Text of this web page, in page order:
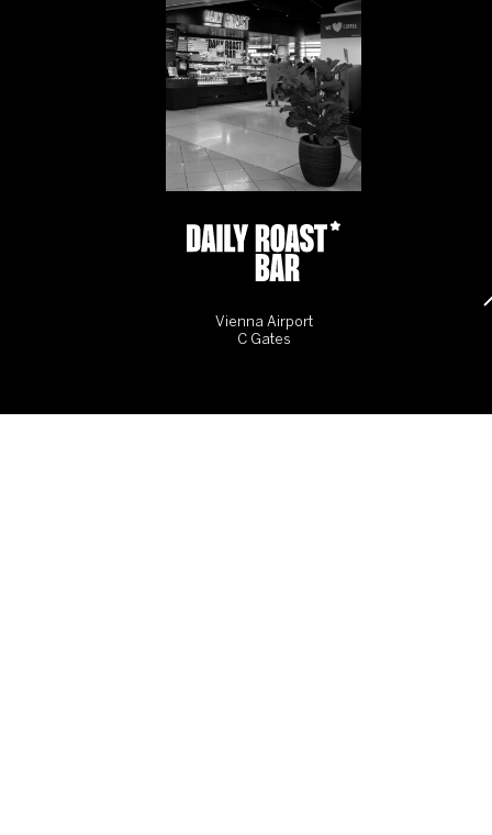
Vienna Airport
C Gates